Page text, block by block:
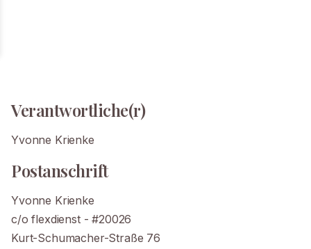
Verantwortliche(r)
Yvonne Krienke
Postanschrift
Yvonne Krienke
c/o flexdienst - #20026
Kurt-Schumacher-Straße 76